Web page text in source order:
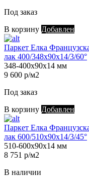
Под заказ
В корзину Добавлен
Паркет Елка
лак 400/348х90х14/3/60°
348-400х90х14 мм
9 600 р/м2
Под заказ
В корзину Добавлен
Паркет Елка
лак 600/510х90х14/3/45°
510-600х90х14 мм
8 751 р/м2
В наличии